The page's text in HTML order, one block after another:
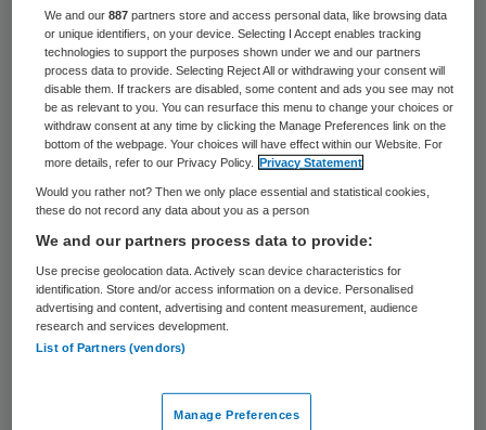
krachtiger maatregelen neemt tegen de
vervuiling van het Nederlandse
oppervlaktewater met antibiotica. Dit meldt
Binnenlands Bestuur.
Vooral het weglekken van penicilline via
mest uit de intensieve veeteelt is een
probleem. Hierdoor bevat het water in
Nederland steeds meer
antibioticaresistente bacteriën. Het gaat
niet om grote hoeveelheden, maar de
bacteriën vormen wel een
probleem voor de volksgezondheid’’
citeert Binnenlands Bestuur
We and our887 partners store and access personal data, like browsing data
or unique identifiers, on your device. Selecting I Accept enables tracking
technologies to support the purposes shown under we and our partners
process data to provide. Selecting Reject All or withdrawing your consent will
disable them. If trackers are disabled, some content and ads you see may not
be as relevant to you. You can resurface this menu to change your choices or
withdraw consent at any time by clicking the Manage Preferences link on the
bottom of the webpage. Your choices will have effect within our Website. For
more details, refer to our Privacy Policy.
Privacy Statement
Would you rather not? Then we only place essential and statistical cookies,
these do not record any data about you as a person
We and our partners process data to provide:
Use precise geolocation data. Actively scan device characteristics for
identification. Store and/or access information on a device. Personalised
advertising and content, advertising and content measurement, audience
research and services development.
List of Partners (vendors)
Manage Preferences